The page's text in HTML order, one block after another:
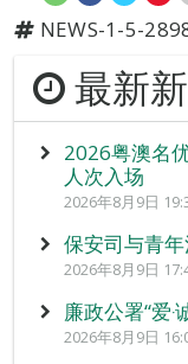
NEWS-1-5-
最新
2026粤澳名
人次入场
2026年8月9日
保安司与青
2026年8月9日
廉政公署“爱
2026年8月9日